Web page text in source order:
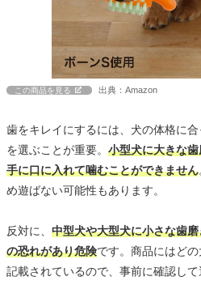
この商品を見る 出典：Amazon
歯をキレイにするには、犬の体格に
を選ぶことが重要。 小型犬に大きな
手に口に入れて噛むことができません
め遊ばない可能性もあります。
反対に、 中型犬や大型犬に小さな歯
の恐れがあり危険です。商品にはど
記載されているので、事前に確認して